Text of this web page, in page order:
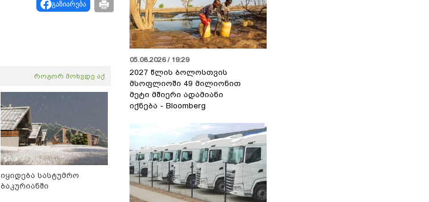
გაზიარება
როგორ მოხვდე აქ
იყიდება სასტუმრო
ბაკურიანში
05.08.2026 / 19:29
2027 წლის ბოლოსთვის
მსოფლიოში 49 მილიონით
მეტი მშიერი ადამიანი
იქნება - Bloomberg